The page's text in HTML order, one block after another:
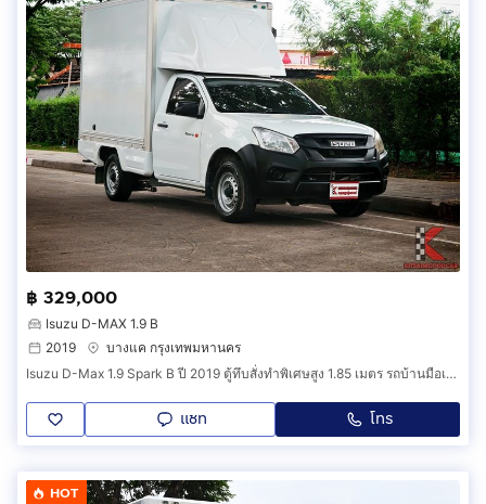
฿ 329,000
Isuzu D-MAX 1.9 B
2019
บางแค กรุงเทพมหานคร
Isuzu D-Max 1.9 Spark B ปี 2019 ตู้ทึบสั่งทำพิเศษสูง 1.85 เมตร รถบ้านมือเดียว ขุมพลัง Blue Power ประหยัดและทนทาน (GDB)
แชท โทร
HOT